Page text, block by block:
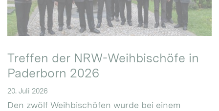
Treffen der NRW-Weihbischöfe in
Paderborn 2026
20. Juli 2026
Den zwölf Weihbischöfen wurde bei einem